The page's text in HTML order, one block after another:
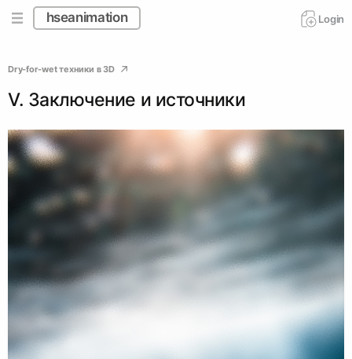
hseanimation Login
Dry-for-wet техники в 3D
V. Заключение и источники